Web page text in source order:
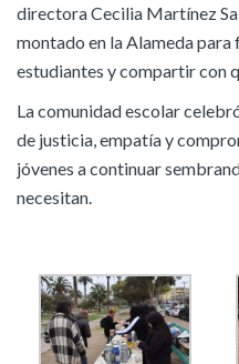
directora Cecilia Martínez
montado en la Alameda
estudiantes y compartir con
La comunidad escolar
de justicia, empatía y
jóvenes a continuar
necesitan.